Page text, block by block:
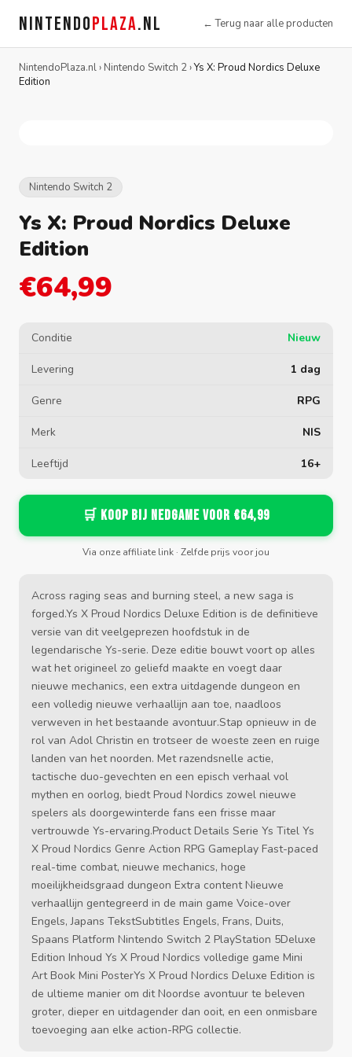
NINTENDOPLAZA.NL ← Terug naar alle producten
NintendoPlaza.nl› Nintendo Switch 2›Ys X: Proud Nordics Deluxe
Edition
Nintendo Switch 2
Ys X: Proud Nordics Deluxe
Edition
€64,99
Conditie Nieuw
Levering 1 dag
Genre RPG
Merk NIS
Leeftijd 16+
🛒 Koop bij Nedgame voor €64,99
Via onze affiliate link · Zelfde prijs voor jou
Across raging seas and burning steel, a new saga is
forged.Ys X Proud Nordics Deluxe Edition is de definitieve
versie van dit veelgeprezen hoofdstuk in de
legendarische Ys-serie. Deze editie bouwt voort op alles
wat het origineel zo geliefd maakte en voegt daar
nieuwe mechanics, een extra uitdagende dungeon en
een volledig nieuwe verhaallijn aan toe, naadloos
verweven in het bestaande avontuur.Stap opnieuw in de
rol van Adol Christin en trotseer de woeste zeen en ruige
landen van het noorden. Met razendsnelle actie,
tactische duo-gevechten en een episch verhaal vol
mythen en oorlog, biedt Proud Nordics zowel nieuwe
spelers als doorgewinterde fans een frisse maar
vertrouwde Ys-ervaring.Product Details Serie Ys Titel Ys
X Proud Nordics Genre Action RPG Gameplay Fast-paced
real-time combat, nieuwe mechanics, hoge
moeilijkheidsgraad dungeon Extra content Nieuwe
verhaallijn gentegreerd in de main game Voice-over
Engels, Japans TekstSubtitles Engels, Frans, Duits,
Spaans Platform Nintendo Switch 2 PlayStation 5Deluxe
Edition Inhoud Ys X Proud Nordics volledige game Mini
Art Book Mini PosterYs X Proud Nordics Deluxe Edition is
de ultieme manier om dit Noordse avontuur te beleven
groter, dieper en uitdagender dan ooit, en een onmisbare
toevoeging aan elke action-RPG collectie.